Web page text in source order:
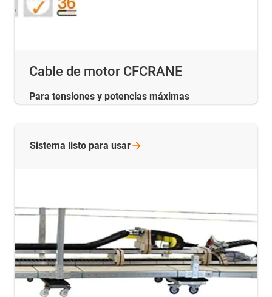
Cable de motor CFCRANE
Para tensiones y potencias máximas
Sistema listo para usar